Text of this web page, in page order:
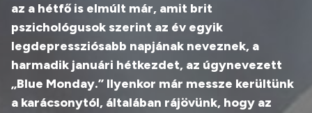
az a hétfő is elmúlt már, amit brit
pszichológusok szerint az év egyik
legdepressziósabb napjának neveznek, a
harmadik januári hétkezdet, az úgynevezett
„Blue Monday.” Ilyenkor már messze kerültünk
a karácsonytól, általában rájövünk, hogy az